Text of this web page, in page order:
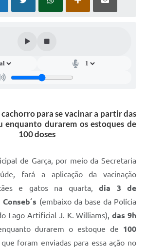
Lei de Diretrizes Orçamentárias -
para se vacinar a partir das
enquanto durarem os estoques de
100 doses
de Garça, por meio da Secretaria
fará a aplicação da vacinação
e gatos na quarta,dia 3 de
(embaixo da base da Polícia
Lago Artificial J. K. Williams),das 9h
durarem o estoque de 100
foram enviadas para essa ação no